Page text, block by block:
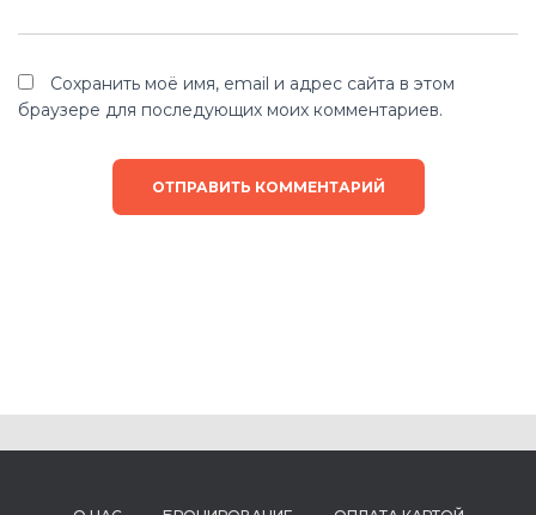
Сохранить моё имя, email и адрес сайта в этом
браузере для последующих моих комментариев.